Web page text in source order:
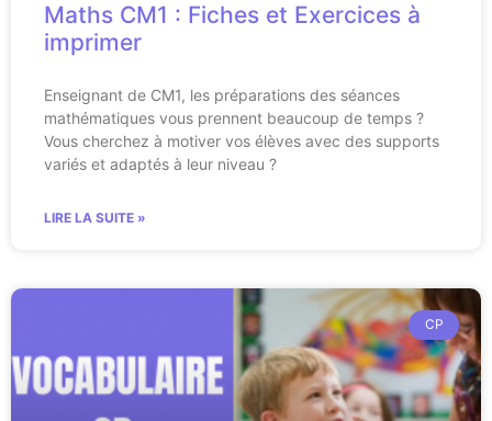
Maths CM1 : Fiches et Exercices à
imprimer
Enseignant de CM1, les préparations des séances
mathématiques vous prennent beaucoup de temps ?
Vous cherchez à motiver vos élèves avec des supports
variés et adaptés à leur niveau ?
LIRE LA SUITE »
CP